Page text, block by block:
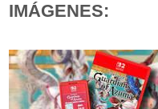
IMÁGENES: